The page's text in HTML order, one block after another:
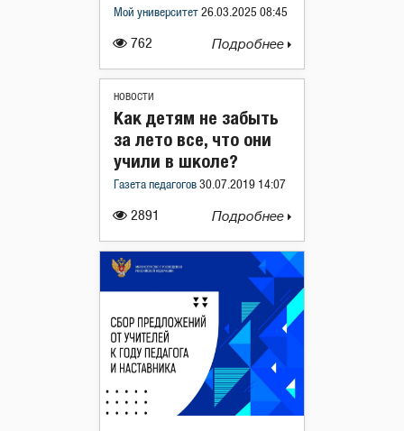
762
Мой университет 26.03.2025 08:45
Подробнее
НОВОСТИ
2891
Как детям не забыть
за лето все, что они
учили в школе?
Газета педагогов 30.07.2019 14:07
Подробнее